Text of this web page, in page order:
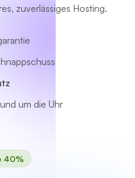
zuverlässiges Hosting.
um die Uhr
40%